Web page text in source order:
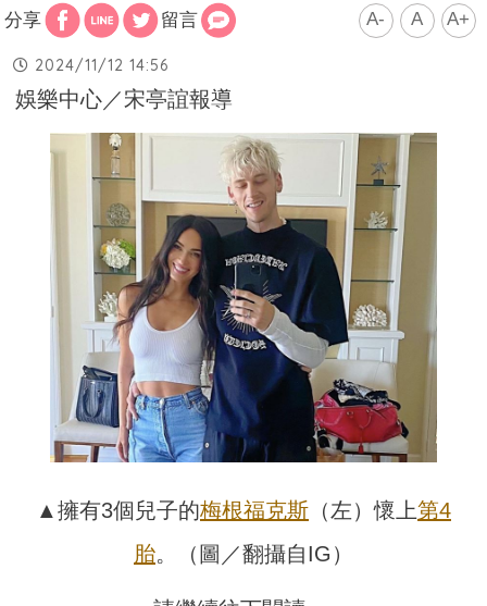
分享 留言 A- A A+
2024/11/12 14:56
娛樂中心／宋亭誼報導
▲擁有3個兒子的梅根福克斯 （左）懷上第4
胎。（圖／翻攝自IG）